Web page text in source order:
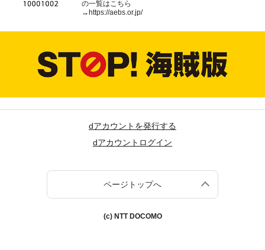
の一覧はこちら
→https://aebs.or.jp/
dアカウントを発行する
dアカウントログイン
ページトップへ
(c) NTT DOCOMO